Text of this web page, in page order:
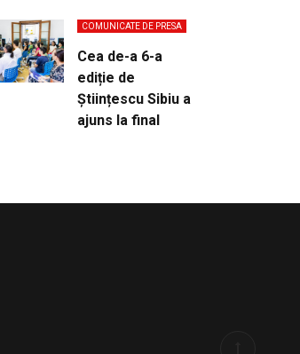
COMUNICATE DE PRESA
Cea de-a 6-a
ediție de
Științescu Sibiu a
ajuns la final